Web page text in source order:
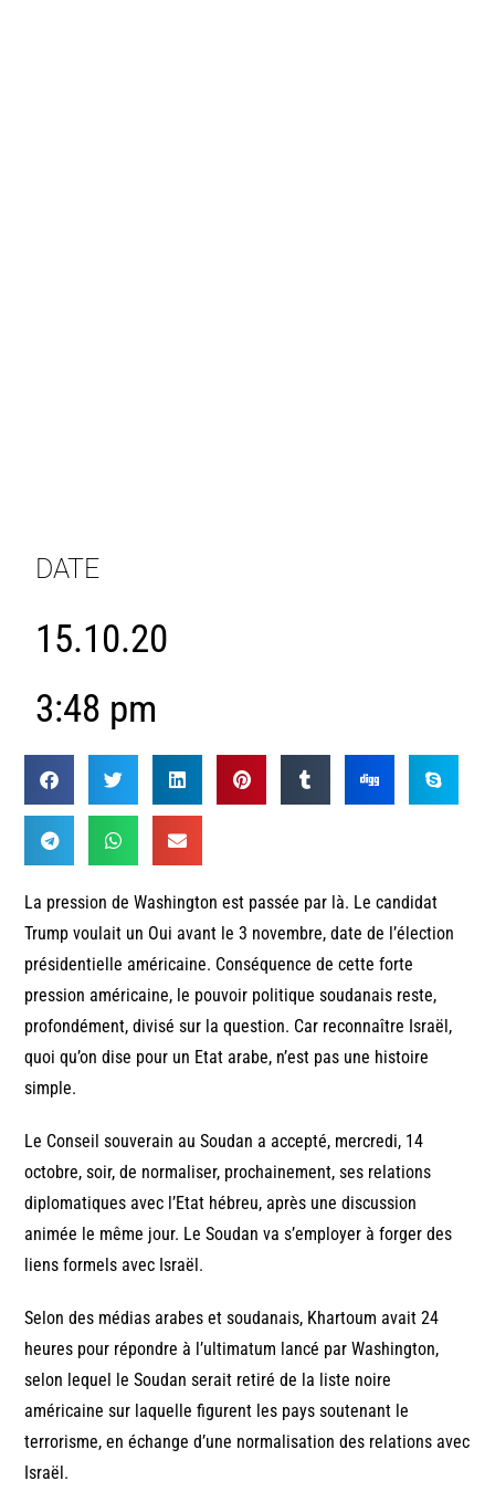
DATE
15.10.20
3:48 pm
La pression de Washington est passée par là. Le candidat
Trump voulait un Oui avant le 3 novembre, date de l’élection
présidentielle américaine. Conséquence de cette forte
pression américaine, le pouvoir politique soudanais reste,
profondément, divisé sur la question. Car reconnaître Israël,
quoi qu’on dise pour un Etat arabe, n’est pas une histoire
simple.
Le Conseil souverain au Soudan a accepté, mercredi, 14
octobre, soir, de normaliser, prochainement, ses relations
diplomatiques avec l’Etat hébreu, après une discussion
animée le même jour. Le Soudan va s’employer à forger des
liens formels avec Israël.
Selon des médias arabes et soudanais, Khartoum avait 24
heures pour répondre à l’ultimatum lancé par Washington,
selon lequel le Soudan serait retiré de la liste noire
américaine sur laquelle figurent les pays soutenant le
terrorisme, en échange d’une normalisation des relations avec
Israël.